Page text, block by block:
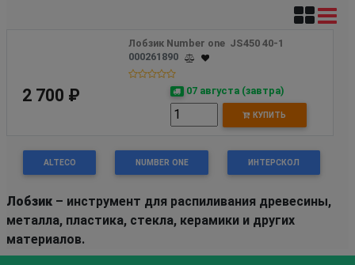
Лобзик Number one  JS450 40-1
000261890
2 700 ₽ 07 августа (завтра)
КУПИТЬ
ALTECO NUMBER ONE ИНТЕРСКОЛ
Лобзик – инструмент для распиливания древесины,
металла, пластика, стекла, керамики и других
материалов.